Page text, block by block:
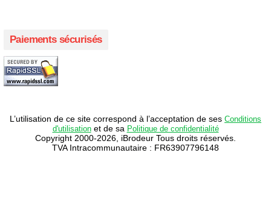
Paiements sécurisés
L’utilisation de ce site correspond à l’acceptation de ses Conditions
d'utilisationet de sa Politique de confidentialité
Copyright 2000-2026, iBrodeur Tous droits réservés.
TVA Intracommunautaire : FR63907796148